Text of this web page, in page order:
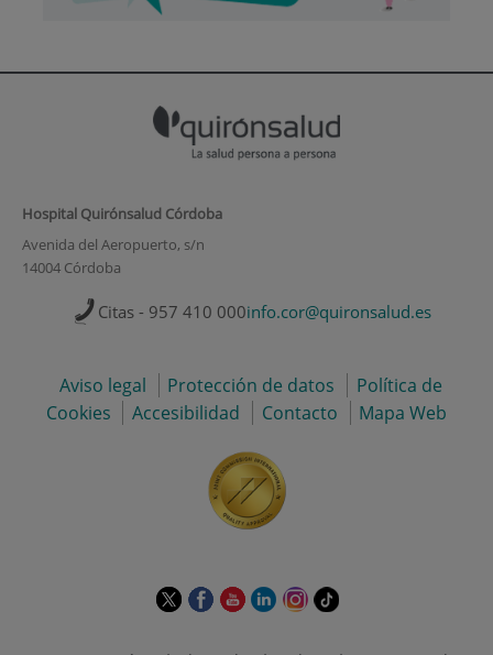
Hospital Quirónsalud Córdoba
Avenida del Aeropuerto, s/n
14004 Córdoba
Citas - 957 410 000info.cor@quironsalud.es
Aviso legal Protección de datos
Política de
Cookies
Accesibilidad Contacto Mapa Web
EsteEsteEsteEsteEsteEnlace